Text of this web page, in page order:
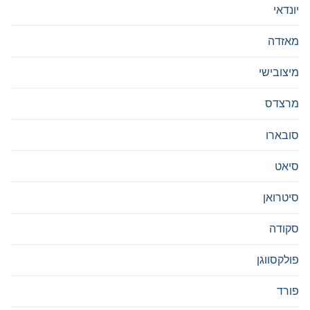
יונדאי
מאזדה
מיצובישי
מרצדס
סובארו
סיאט
סיטרואן
סקודה
פולקסווגן
פורד